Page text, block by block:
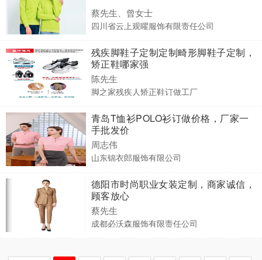
蔡先生、曾女士
四川省云上观曜服饰有限责任公司
残疾脚鞋子定制定制畸形脚鞋子定制，
矫正鞋哪家强
陈先生
脚之家残疾人矫正鞋订做工厂
青岛T恤衫POLO衫订做价格，厂家一
手批发价
周志伟
山东锦衣郎服饰有限公司
德阳市时尚职业女装定制，商家诚信，
顾客放心
蔡先生
成都必沃森服饰有限责任公司